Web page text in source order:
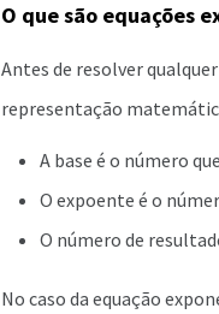
O que são equações
Antes de resolver
representação
A base é o número
O expoente é o
O número de
No caso da equação